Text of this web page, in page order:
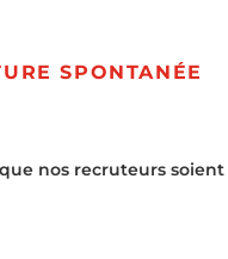
SPONTANÉE
nos recruteurs